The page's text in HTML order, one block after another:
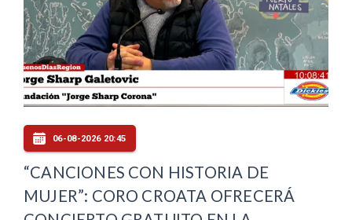
06-08-2026 20:45
“CANCIONES CON HISTORIA DE
MUJER”: CORO CROATA OFRECERÁ